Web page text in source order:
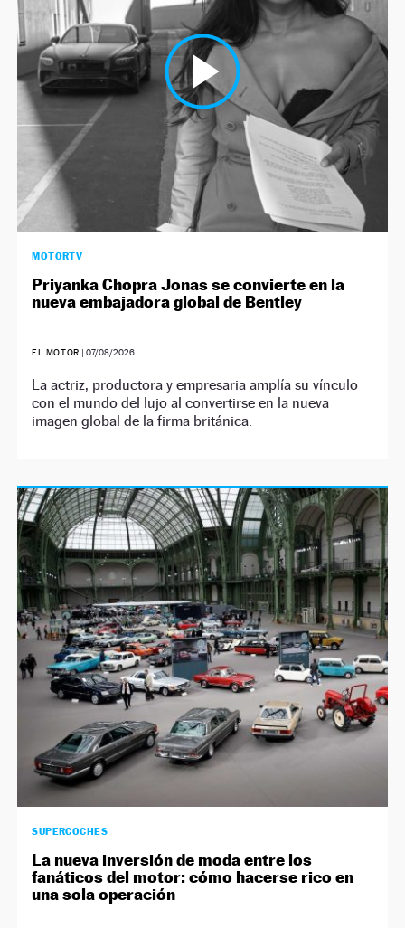
NEWSLETTER
SÍGUENOS
MOTORTV
Priyanka Chopra Jonas se convierte en la
nueva embajadora global de Bentley
EL MOTOR | 07/08/2026
La actriz, productora y empresaria amplía su vínculo
con el mundo del lujo al convertirse en la nueva
imagen global de la firma británica.
SUPERCOCHES
La nueva inversión de moda entre los
fanáticos del motor: cómo hacerse rico en
una sola operación